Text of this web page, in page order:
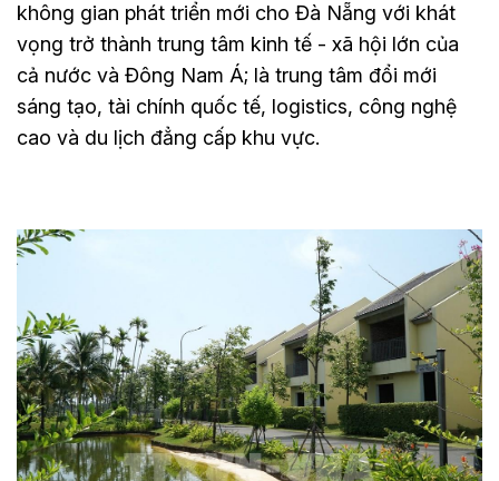
không gian phát triển mới cho Đà Nẵng với khát
vọng trở thành trung tâm kinh tế - xã hội lớn của
cả nước và Đông Nam Á; là trung tâm đổi mới
sáng tạo, tài chính quốc tế, logistics, công nghệ
cao và du lịch đẳng cấp khu vực.